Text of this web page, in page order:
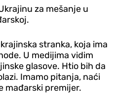
za mešanje u
stranka, koja ima
U medijima vidim
glasove. Htio bih da
Imamo pitanja, naći
mađarski premijer.